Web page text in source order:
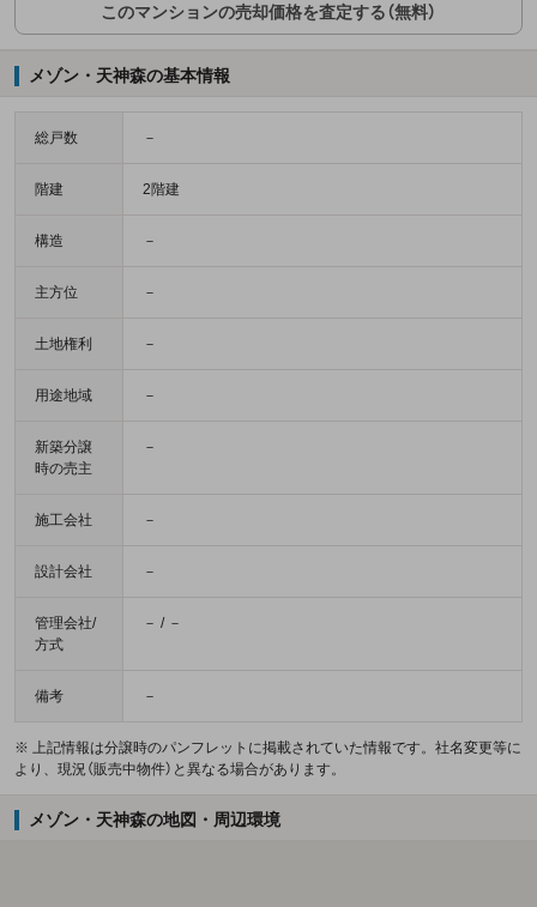
このマンションの売却価格を査定する（無料）
メゾン・天神森の基本情報
総戸数 －
階建 2階建
構造 －
主方位 －
土地権利 －
用途地域 －
新築分譲
時の売主
－
施工会社 －
設計会社 －
管理会社/
方式
－ / －
備考 －
※ 上記情報は分譲時のパンフレットに掲載されていた情報です。社名変更等に
より、現況（販売中物件）と異なる場合があります。
メゾン・天神森の地図・周辺環境